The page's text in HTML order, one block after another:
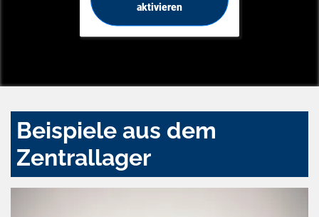
aktivieren
Beispiele aus dem
Zentrallager